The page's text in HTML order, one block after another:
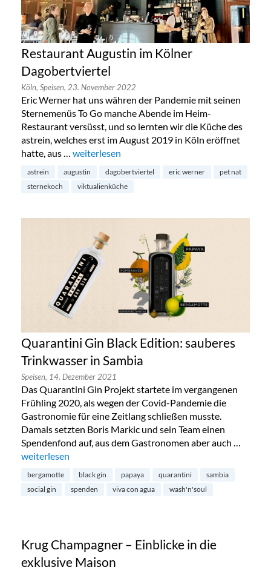
Restaurant Augustin im Kölner
Dagobertviertel
Köln, Speisen, 23. November 2022
Eric Werner hat uns währen der Pandemie mit seinen
Sternemenüs To Go manche Abende im Heim-
Restaurant versüsst, und so lernten wir die Küche des
astrein, welches erst im August 2019 in Köln eröffnet
hatte, aus … „Restaurant Augustin im Kölner
weiterlesen
astrein augustin dagobertviertel eric werner
pet nat
sternekoch
viktualienküche
Quarantini Gin Black Edition: sauberes
Trinkwasser in Sambia
Speisen, 14. Dezember 2021
Das Quarantini Gin Projekt startete im vergangenen
Frühling 2020, als wegen der Covid-Pandemie die
Gastronomie für eine Zeitlang schließen musste.
Damals setzten Boris Markic und sein Team einen
Spendenfond auf, aus dem Gastronomen aber auch …
„Quarantini Gin Black Edition: sauberes Trinkwasser in
weiterlesen
bergamotte black gin papaya quarantini
sambia
social gin
spenden viva con agua wash'n'soul
Krug Champagner – Einblicke in die
exklusive Maison